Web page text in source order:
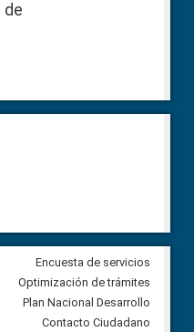
de
Veeduría Ciudadana para
construcción del asfaltado de
Ballenita del cantón Santa
Encuesta de servicios
Optimización de trámites
Plan Nacional Desarrollo
Contacto Ciudadano